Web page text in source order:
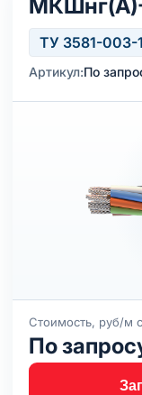
ТУ 3581-003-
Артикул:По
Стоимость, руб/м
По